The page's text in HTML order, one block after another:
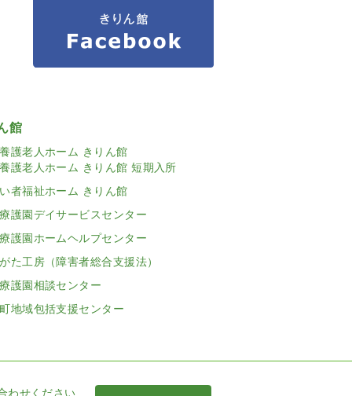
館
護老人ホーム きりん館
護老人ホーム きりん館 短期入所
者福祉ホーム きりん館
護園デイサービスセンター
護園ホームヘルプセンター
た工房（障害者総合支援法）
護園相談センター
地域包括支援センター
わせください